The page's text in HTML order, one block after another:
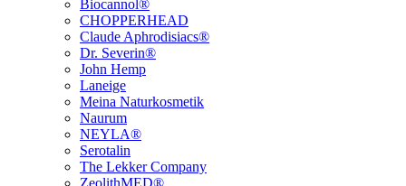
Biocannol®
CHOPPERHEAD
Claude Aphrodisiacs®
Dr. Severin®
John Hemp
Laneige
Meina Naturkosmetik
Naurum
NEYLA®
Serotalin
The Lekker Company
ZeolithMED®